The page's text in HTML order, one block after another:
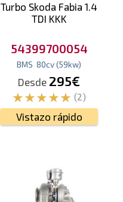
(92kw)
Turbo Skoda Fabia 1.4
TDI KKK
54399700054
BMS 80cv(59kw)
Desde 295€
(2)
Vistazo rápido